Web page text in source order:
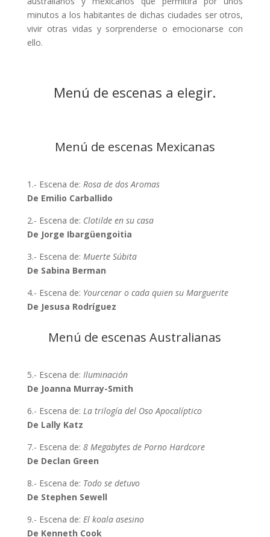
minutos a los habitantes de dichas ciudades ser otros,
vivir otras vidas y sorprenderse o emocionarse con
ello.
Menú de escenas a elegir.
Menú de escenas Mexicanas
1.- Escena de: Rosa de dos Aromas
De Emilio Carballido
2.- Escena de: Clotilde en su casa
De Jorge Ibargüengoitia
3.- Escena de: Muerte Súbita
De Sabina Berman
4.- Escena de: Yourcenar o cada quien su Marguerite
De Jesusa Rodríguez
Menú de escenas Australianas
5.- Escena de: Iluminación
De Joanna Murray-Smith
6.- Escena de: La trilogía del Oso Apocalíptico
De Lally Katz
7.- Escena de: 8 Megabytes de Porno Hardcore
De Declan Green
8.- Escena de: Todo se detuvo
De Stephen Sewell
9.- Escena de: El koala asesino
De Kenneth Cook